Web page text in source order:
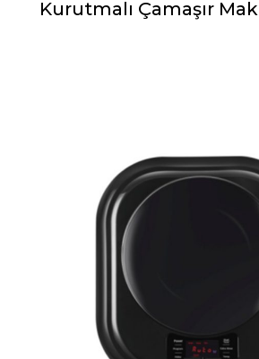
Kurutmalı Çamaşır